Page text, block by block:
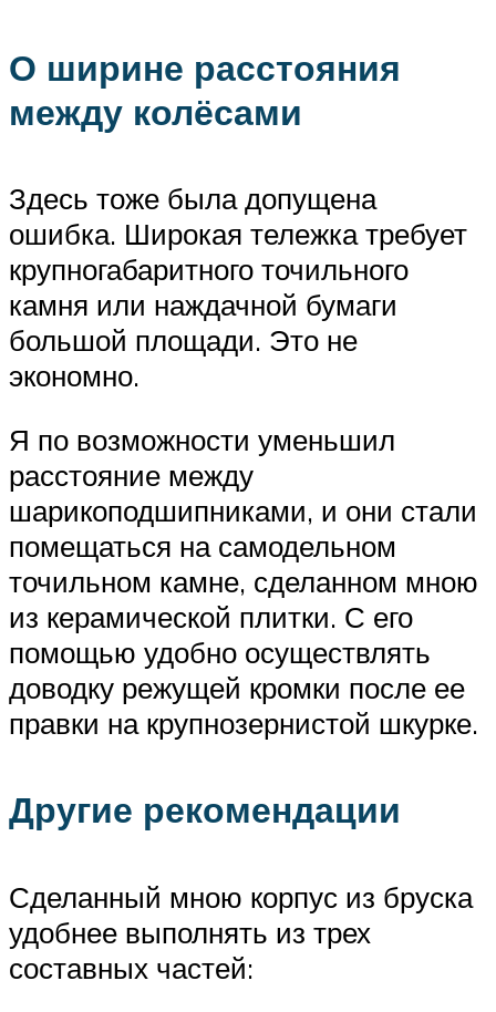
О ширине расстояния
между колёсами
Здесь тоже была допущена
ошибка. Широкая тележка требует
крупногабаритного точильного
камня или наждачной бумаги
большой площади. Это не
экономно.
Я по возможности уменьшил
расстояние между
шарикоподшипниками, и они стали
помещаться на самодельном
точильном камне, сделанном мною
из керамической плитки. С его
помощью удобно осуществлять
доводку режущей кромки после ее
правки на крупнозернистой шкурке.
Другие рекомендации
Сделанный мною корпус из бруска
удобнее выполнять из трех
составных частей: